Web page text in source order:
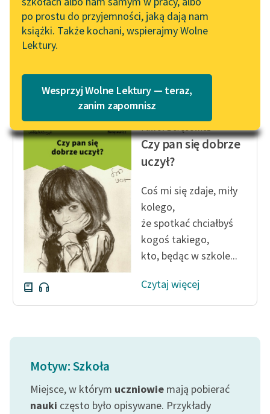
102. lata temu zmarł
Joseph Conrad
Lektury szkolne i klasyka
literatury do słuchania dla
uczennic i uczniów z
niepełnosprawnościami
E-kolekcja lektur
szkolnych i literatury do
słuchania dla uczennic i
uczniów z
niepełnosprawnościami
Feministyczne inspiracje.
Popularyzacja
skandynawskiej literatury
twórców przechodzących
do domeny publicznej,
lektur szkolnych oraz
Starego Testamentu
Widget Wolnych Lektur
Przypisy
Katalog w formacie PDF
po prostu do przyjemności, jaką dają nam
książki. Także kochani, wspierajmy Wolne
Lektury.
Wesprzyj Wolne Lektury — teraz,
zanim zapomnisz
i naszą panią zmogła
grypka,
Czytaj więcej
Paweł Beręsewicz
Czy pan się dobrze
uczył?
Coś mi się zdaje, miły
kolego,
że spotkać chciałbyś
kogoś takiego,
kto, będąc w szkole...
Czytaj więcej
Motyw: Szkoła
Miejsce, w którym uczniowie mają pobierać
nauki często było opisywane. Przykłady